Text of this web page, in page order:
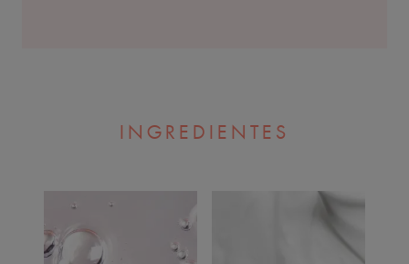
INGREDIENTES